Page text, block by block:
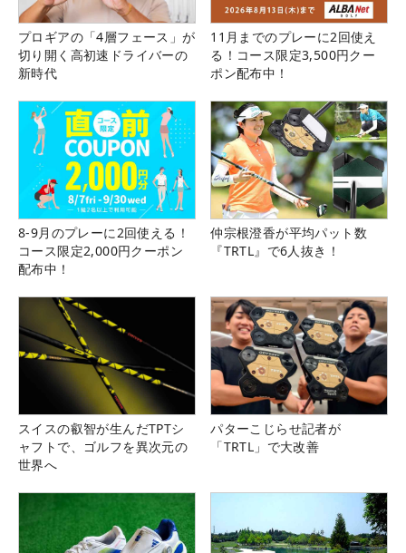
プロギアの「4層フェース」が
切り開く高初速ドライバーの
新時代
11月までのプレーに2回使え
る！コース限定3,500円クー
ポン配布中！
8-9月のプレーに2回使える！
コース限定2,000円クーポン
配布中！
仲宗根澄香が平均パット数
『TRTL』で6人抜き！
スイスの叡智が生んだTPTシ
ャフトで、ゴルフを異次元の
世界へ
パターこじらせ記者が
「TRTL」で大改善